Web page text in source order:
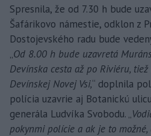
Spresnila, že od 7.30 h bude
Šafárikovo námestie, odklon z
Dostojevského radu bude
„Od 8.00 h bude uzavretá
Devínska cesta až po Riviéru,
Devínskej Novej Vsi,“ doplnila
polícia uzavrie aj Botanickú
generála Ludvíka Svobodu. „
pokynmi polície a ak je to